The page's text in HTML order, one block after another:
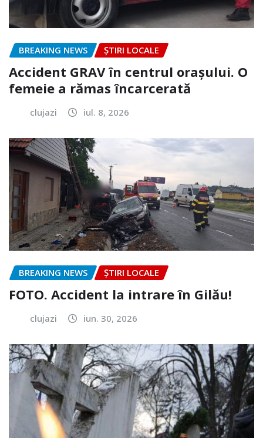
BREAKING NEWS ȘTIRI LOCALE
Accident GRAV în centrul orașului. O
femeie a rămas încarcerată
clujazi iul. 8, 2026
BREAKING NEWS ȘTIRI LOCALE
FOTO. Accident la intrare în Gilău!
clujazi iun. 30, 2026